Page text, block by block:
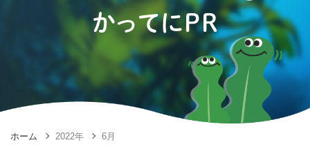
かってにPR
ホーム 2022年 6月